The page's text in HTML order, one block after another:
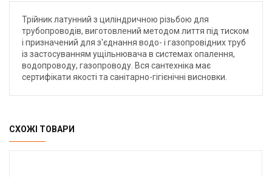
Трійник латунний з циліндричною різьбою для
трубопроводів, виготовлений методом лиття під тиском
і призначений для з'єднання водо- і газопровідних труб
із застосуванням ущільнювача в системах опалення,
водопроводу, газопроводу. Вся сантехніка має
сертифікати якості та санітарно-гігієнічні висновки.
СХОЖІ ТОВАРИ